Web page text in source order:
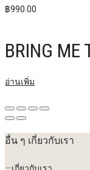
฿990.00
BRING
อ่านเพิ่ม
อื่น ๆ เกี่ยวกับเรา
—เกี่ยวกับเรา